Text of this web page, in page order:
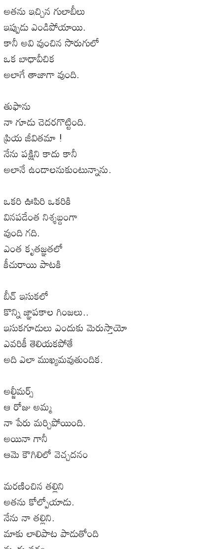
అతను ఇచ్చిన గులాబీలు
ఇప్పుడు ఎండిపోయాయి.
కానీ అవి వుంచిన సొరుగులో
ఒక బాధావీచిక
అలాగే తాజాగా వుంది.
తుఫాను
నా గూడు చెదరగొట్టింది.
ప్రియ జీవితమా !
నేను పక్షిని కాదు కానీ
అలానే ఉండాలనుకుంటున్నాను.
ఒకరి ఊపిరి ఒకరికి
వినపడేంత నిశ్శబ్దంగా
వుంది గది.
ఎంత కృతజ్ఞతలో
కీచురాయి పాటకి
బీచ్ ఇసుకలో
కొన్ని జ్ఞాపకాల గింజలు..
ఇసుకగూడులు ఎందుకు మెరుస్తాయో
ఎవరికీ తెలియకపోతే
అది ఎలా ముఖ్యమవుతుందిక.
అల్జీమర్స్
ఆ రోజు అమ్మ
నా పేరు మర్చిపోయింది.
అయినా గానీ
ఆమె కౌగిలిలో వెచ్చదనం
మరణించిన తల్లిని
అతను కోల్పోయాడు.
నేను నా తల్లిని.
మాకు లాలిపాట పాడుతోంది